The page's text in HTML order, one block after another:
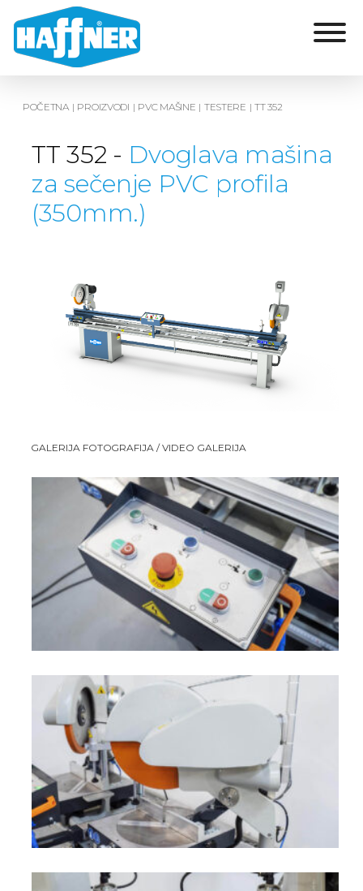
POČETNA | PROIZVODI | PVC MAŠINE | TESTERE | TT 352
TT 352 - Dvoglava mašina
za sečenje PVC profila
(350mm.)
GALERIJA FOTOGRAFIJA / VIDEO GALERIJA